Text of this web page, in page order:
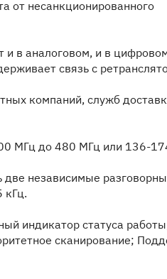
от несанкционированного
и в аналоговом, и в
связь с
компаний, служб
МГц до 480 МГц или 136-
две независимые
кГц.
индикатор статуса
сканирование;